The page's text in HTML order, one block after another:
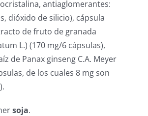
antiaglomerantes:
dióxido de silicio), cápsula
de fruto de granada
L.) (170 mg/6 cápsulas),
de Panax ginseng C.A. Meyer
de los cuales 8 mg son
soja.